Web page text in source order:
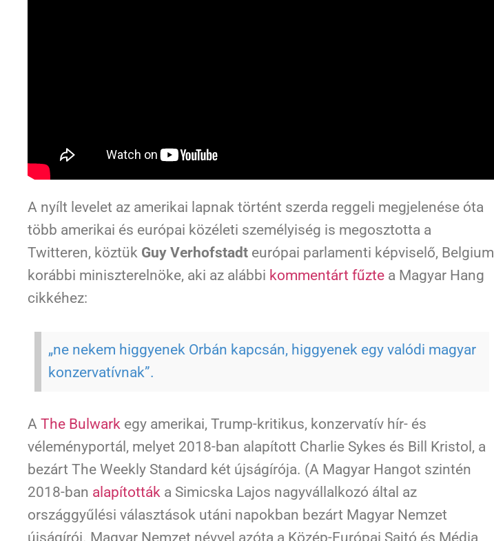
A nyílt levelet az amerikai lapnak történt szerda reggeli megjelenése óta
több amerikai és európai közéleti személyiség is megosztotta a
Twitteren, köztük Guy Verhofstadt európai parlamenti képviselő, Belgium
korábbi miniszterelnöke, aki az alábbi kommentárt fűzte a Magyar Hang
cikkéhez:
„ne nekem higgyenek Orbán kapcsán, higgyenek egy valódi magyar
konzervatívnak”.
A The Bulwark egy amerikai, Trump-kritikus, konzervatív hír- és
véleményportál, melyet 2018-ban alapított Charlie Sykes és Bill Kristol, a
bezárt The Weekly Standard két újságírója. (A Magyar Hangot szintén
2018-ban alapították a Simicska Lajos nagyvállalkozó által az
országgyűlési választások utáni napokban bezárt Magyar Nemzet
újságírói. Magyar Nemzet névvel azóta a Közép-Európai Sajtó és Média